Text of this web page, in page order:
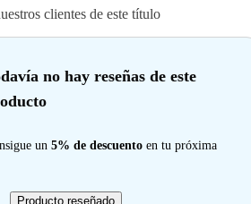
clientes de este título
no hay reseñas de este
un 5% de descuento en tu próxima
Producto reseñado